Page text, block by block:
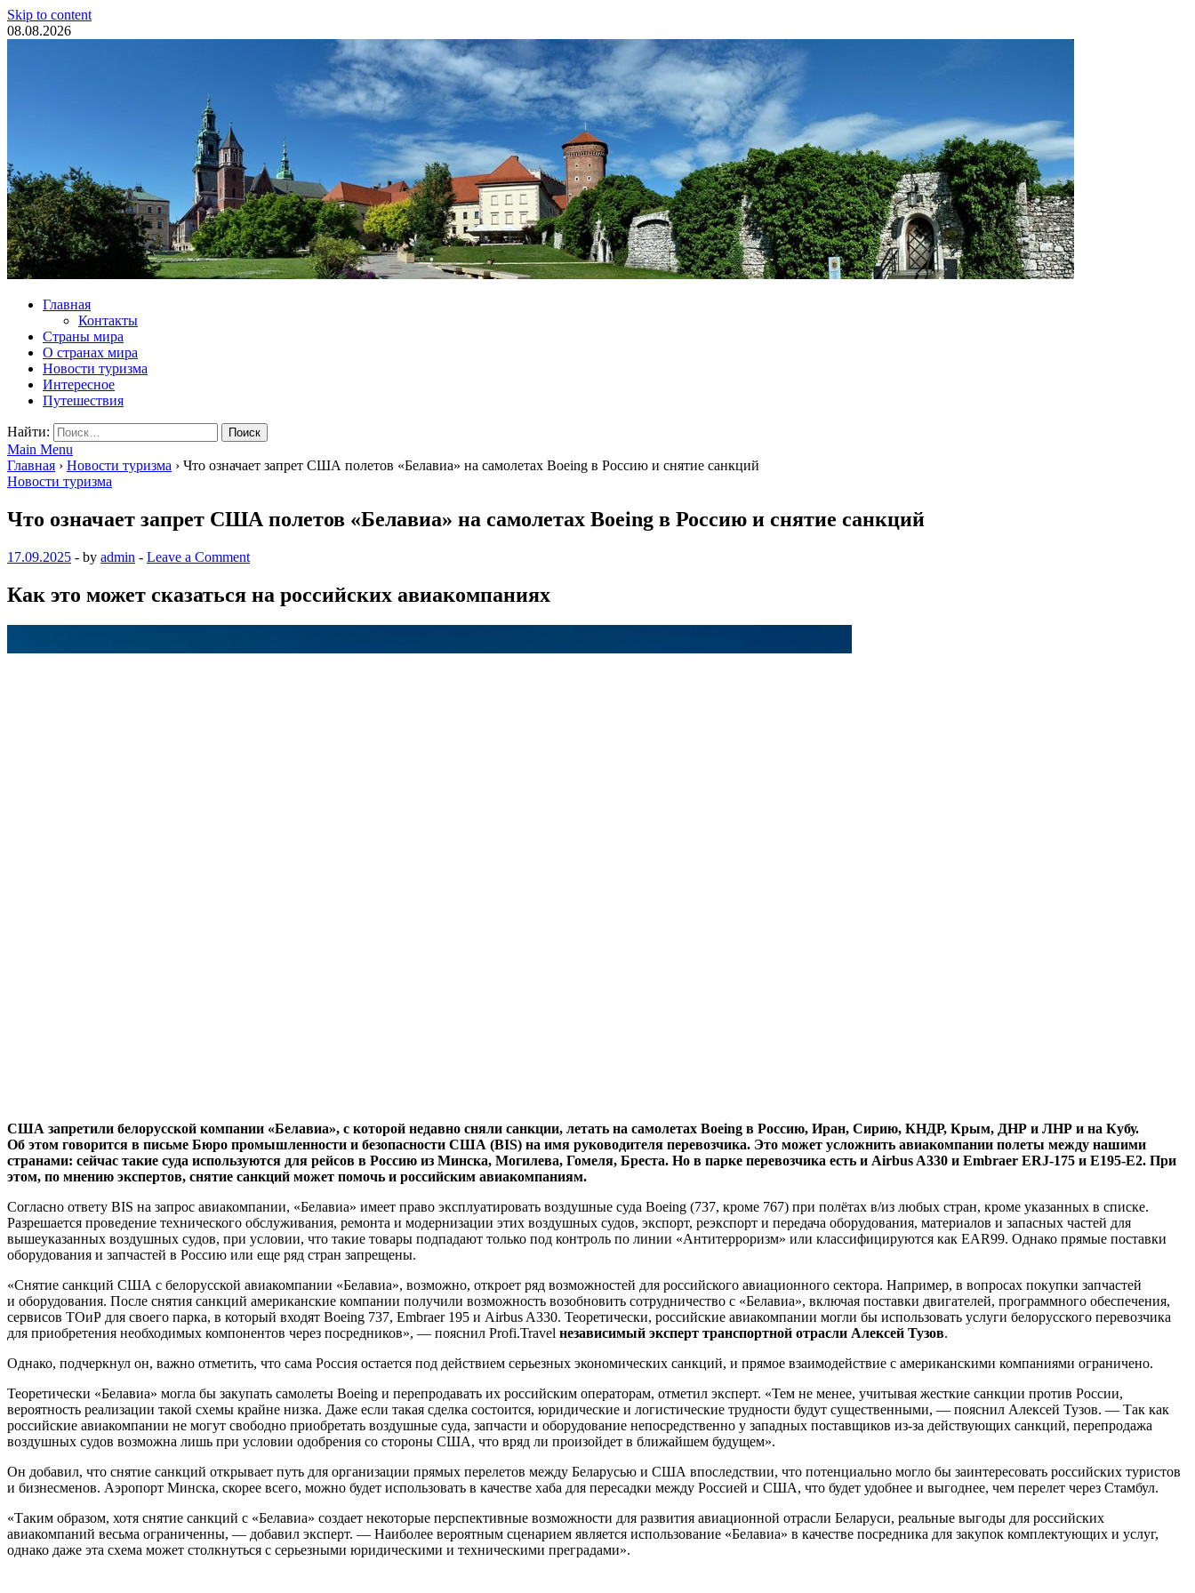
Skip to content
08.08.2026
Туристические новости
Главная
Контакты
Страны мира
О странах мира
Новости туризма
Интересное
Путешествия
Найти:
Main Menu
Главная › Новости туризма › Что означает запрет США полетов «Белавиа» на самолетах Boeing в Россию и снятие санкций
Новости туризма
Что означает запрет США полетов «Белавиа» на самолетах Boeing в Россию и снятие санкций
17.09.2025 - by admin - Leave a Comment
Как это может сказаться на российских авиакомпаниях
США запретили белорусской компании «Белавиа», с которой недавно сняли санкции, летать на самолетах Boeing в Россию, Иран, Сирию, КНДР, Крым, ДНР и ЛНР и на Кубу.
Об этом говорится в письме Бюро промышленности и безопасности США (BIS) на имя руководителя перевозчика. Это может усложнить авиакомпании полеты между нашими
странами: сейчас такие суда используются для рейсов в Россию из Минска, Могилева, Гомеля, Бреста. Но в парке перевозчика есть и Airbus A330 и Embraer ERJ-175 и E195-E2. При
этом, по мнению экспертов, снятие санкций может помочь и российским авиакомпаниям.
Согласно ответу BIS на запрос авиакомпании, «Белавиа» имеет право эксплуатировать воздушные суда Boeing (737, кроме 767) при полётах в/из любых стран, кроме указанных в списке.
Разрешается проведение технического обслуживания, ремонта и модернизации этих воздушных судов, экспорт, реэкспорт и передача оборудования, материалов и запасных частей для
вышеуказанных воздушных судов, при условии, что такие товары подпадают только под контроль по линии «Антитерроризм» или классифицируются как EAR99. Однако прямые поставки
оборудования и запчастей в Россию или еще ряд стран запрещены.
«Снятие санкций США с белорусской авиакомпании «Белавиа», возможно, откроет ряд возможностей для российского авиационного сектора. Например, в вопросах покупки запчастей
и оборудования. После снятия санкций американские компании получили возможность возобновить сотрудничество с «Белавиа», включая поставки двигателей, программного обеспечения,
сервисов ТОиР для своего парка, в который входят Boeing 737, Embraer 195 и Airbus A330. Теоретически, российские авиакомпании могли бы использовать услуги белорусского перевозчика
для приобретения необходимых компонентов через посредников», — пояснил Profi.Travel независимый эксперт транспортной отрасли Алексей Тузов.
Однако, подчеркнул он, важно отметить, что сама Россия остается под действием серьезных экономических санкций, и прямое взаимодействие с американскими компаниями ограничено.
Теоретически «Белавиа» могла бы закупать самолеты Boeing и перепродавать их российским операторам, отметил эксперт. «Тем не менее, учитывая жесткие санкции против России,
вероятность реализации такой схемы крайне низка. Даже если такая сделка состоится, юридические и логистические трудности будут существенными, — пояснил Алексей Тузов. — Так как
российские авиакомпании не могут свободно приобретать воздушные суда, запчасти и оборудование непосредственно у западных поставщиков из-за действующих санкций, перепродажа
воздушных судов возможна лишь при условии одобрения со стороны США, что вряд ли произойдет в ближайшем будущем».
Он добавил, что снятие санкций открывает путь для организации прямых перелетов между Беларусью и США впоследствии, что потенциально могло бы заинтересовать российских туристов
и бизнесменов. Аэропорт Минска, скорее всего, можно будет использовать в качестве хаба для пересадки между Россией и США, что будет удобнее и выгоднее, чем перелет через Стамбул.
«Таким образом, хотя снятие санкций с «Белавиа» создает некоторые перспективные возможности для развития авиационной отрасли Беларуси, реальные выгоды для российских
авиакомпаний весьма ограниченны, — добавил эксперт. — Наиболее вероятным сценарием является использование «Белавиа» в качестве посредника для закупок комплектующих и услуг,
однако даже эта схема может столкнуться с серьезными юридическими и техническими преградами».